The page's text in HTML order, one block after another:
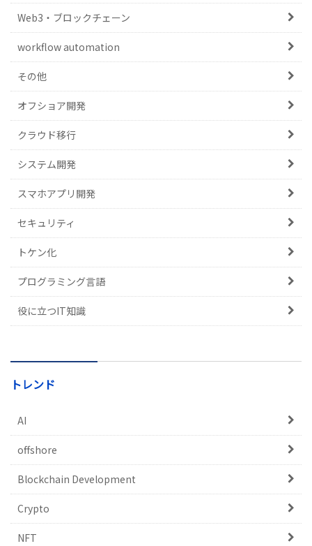
Web3・ブロックチェーン
workflow automation
その他
オフショア開発
クラウド移行
システム開発
スマホアプリ開発
セキュリティ
トケン化
プログラミング言語
役に立つIT知識
トレンド
AI
offshore
Blockchain Development
Crypto
NFT